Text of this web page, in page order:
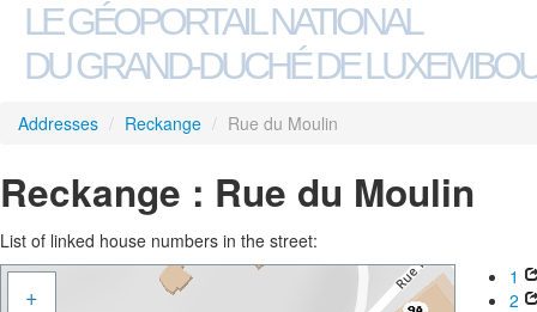
LE GÉOPORTAIL NATIONAL
DU GRAND-DUCHÉ DE
Addresses / Reckange / Rue du Moulin
Reckange : Rue du Moulin
List of linked house numbers in the street:
+
1
2